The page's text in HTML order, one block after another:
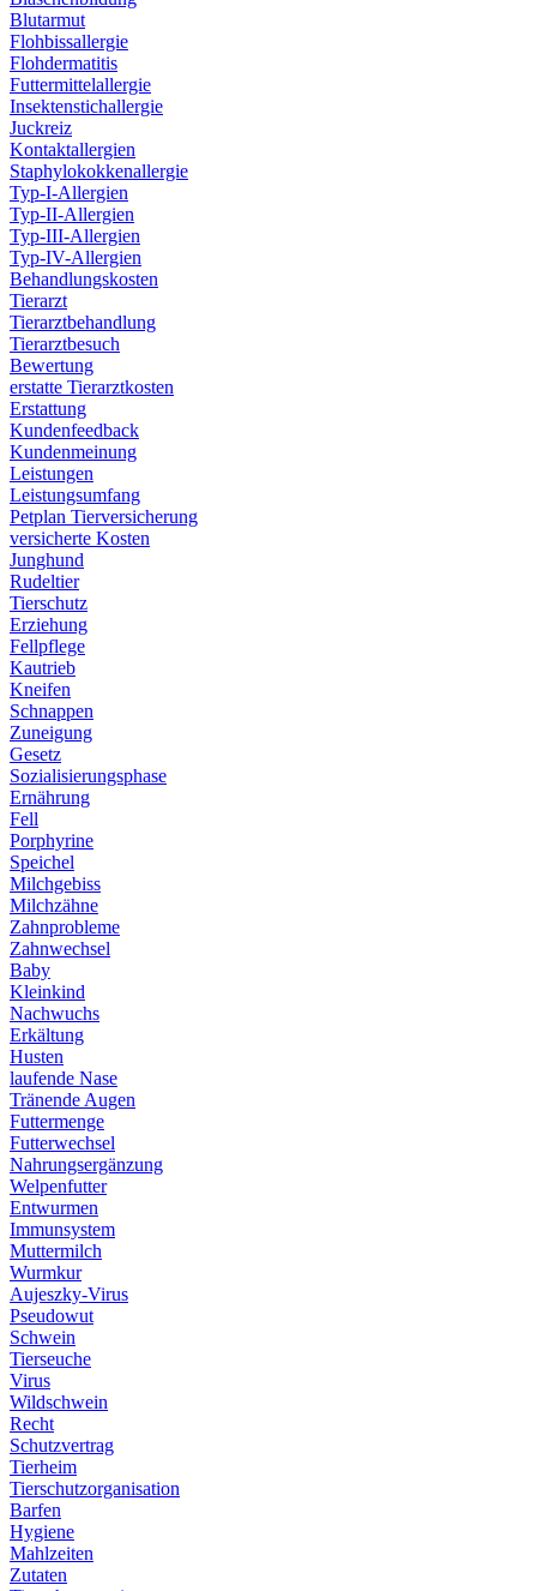
Blutarmut
Flohbissallergie
Flohdermatitis
Futtermittelallergie
Insektenstichallergie
Juckreiz
Kontaktallergien
Staphylokokkenallergie
Typ-I-Allergien
Typ-II-Allergien
Typ-III-Allergien
Typ-IV-Allergien
Behandlungskosten
Tierarzt
Tierarztbehandlung
Tierarztbesuch
Bewertung
erstatte Tierarztkosten
Erstattung
Kundenfeedback
Kundenmeinung
Leistungen
Leistungsumfang
Petplan Tierversicherung
versicherte Kosten
Junghund
Rudeltier
Tierschutz
Erziehung
Fellpflege
Kautrieb
Kneifen
Schnappen
Zuneigung
Gesetz
Sozialisierungsphase
Ernährung
Fell
Porphyrine
Speichel
Milchgebiss
Milchzähne
Zahnprobleme
Zahnwechsel
Baby
Kleinkind
Nachwuchs
Erkältung
Husten
laufende Nase
Tränende Augen
Futtermenge
Futterwechsel
Nahrungsergänzung
Welpenfutter
Entwurmen
Immunsystem
Muttermilch
Wurmkur
Aujeszky-Virus
Pseudowut
Schwein
Tierseuche
Virus
Wildschwein
Recht
Schutzvertrag
Tierheim
Tierschutzorganisation
Barfen
Hygiene
Mahlzeiten
Zutaten